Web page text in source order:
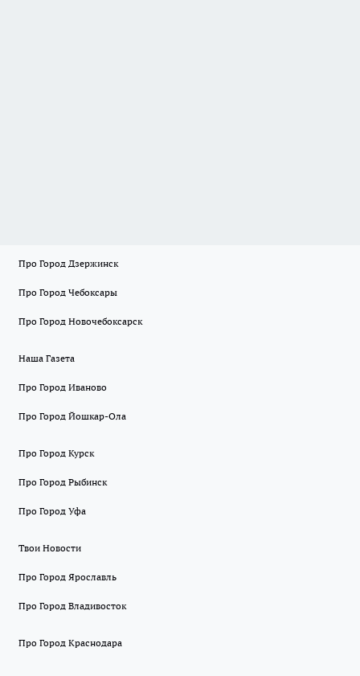
Про Город Дзержинск
Про Город Чебоксары
Про Город Новочебоксарск
Наша Газета
Про Город Иваново
Про Город Йошкар-Ола
Про Город Курск
Про Город Рыбинск
Про Город Уфа
Твои Новости
Про Город Ярославль
Про Город Владивосток
Про Город Краснодара